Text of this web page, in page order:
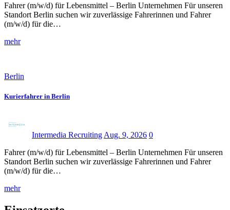
Fahrer (m/w/d) für Lebensmittel – Berlin Unternehmen Für unseren
Standort Berlin suchen wir zuverlässige Fahrerinnen und Fahrer
(m/w/d) für die…
mehr
Berlin
Kurierfahrer in Berlin
Intermedia Recruiting Aug. 9, 2026 0
Fahrer (m/w/d) für Lebensmittel – Berlin Unternehmen Für unseren
Standort Berlin suchen wir zuverlässige Fahrerinnen und Fahrer
(m/w/d) für die…
mehr